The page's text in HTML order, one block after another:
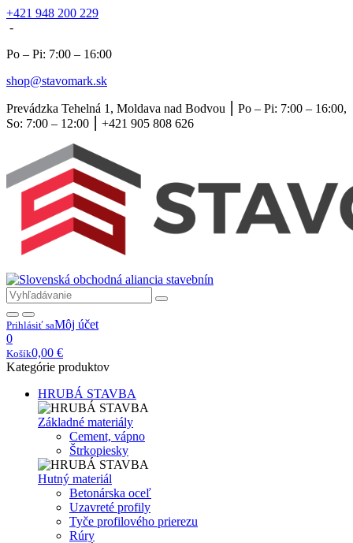
+421 948 200 229
-
Po – Pi: 7:00 – 16:00
shop@stavomark.sk
Prevádzka Tehelná 1, Moldava nad Bodvou ⎮ Po – Pi: 7:00 – 16:00,
So: 7:00 – 12:00 ⎮ +421 905 808 626
Prihlásiť saMôj účet
0
Košík0,00 €
Kategórie produktov
HRUBÁ STAVBA
Základné materiály
Cement, vápno
Štrkopiesky
Hutný materiál
Betonárska oceľ
Uzavreté profily
Tyče profilového prierezu
Rúry